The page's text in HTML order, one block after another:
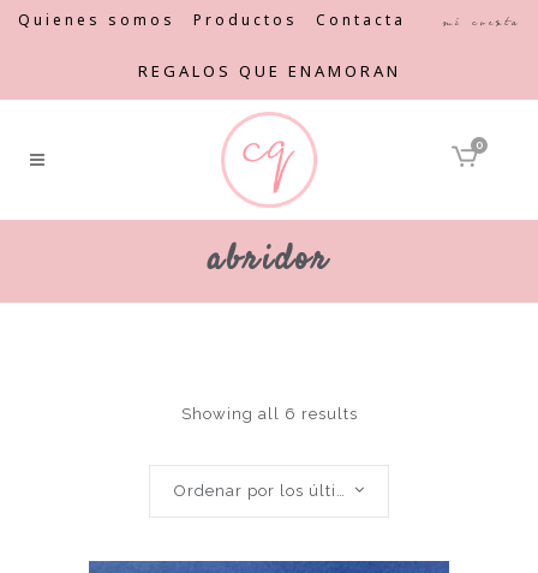
Quienes somos Productos Contacta Mi cuenta
REGALOS QUE ENAMORAN
0
abridor
Showing all 6 results
Ordenar por los últimos